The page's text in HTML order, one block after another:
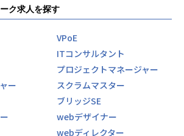
ク求人を探す
VPoE
ITコンサルタント
プロジェクトマネージャー
ー
スクラムマスター
ブリッジSE
webデザイナー
webディレクター